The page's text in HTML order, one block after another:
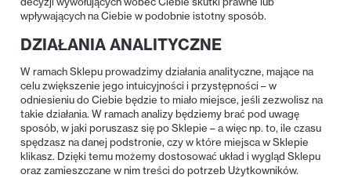
wpływających na Ciebie w podobnie istotny sposób.
DZIAŁANIA ANALITYCZNE
W ramach Sklepu prowadzimy działania analityczne, mające na
celu zwiększenie jego intuicyjności i przystępności – w
odniesieniu do Ciebie będzie to miało miejsce, jeśli zezwolisz na
takie działania. W ramach analizy będziemy brać pod uwagę
sposób, w jaki poruszasz się po Sklepie – a więc np. to, ile czasu
spędzasz na danej podstronie, czy w które miejsca w Sklepie
klikasz. Dzięki temu możemy dostosować układ i wygląd Sklepu
oraz zamieszczane w nim treści do potrzeb Użytkowników.